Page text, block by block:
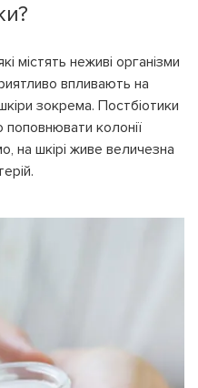
містять неживі організми
впливають на
зокрема. Постбіотики
колонії
на шкірі живе величезна